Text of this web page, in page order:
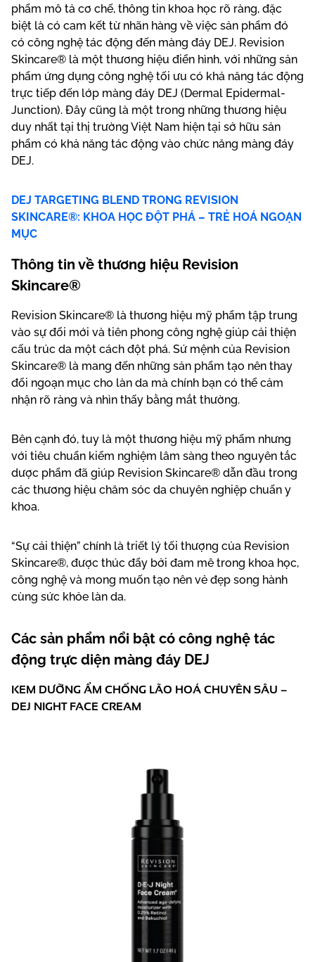
phẩm mô tả cơ chế, thông tin khoa học rõ ràng, đặc
biệt là có cam kết từ nhãn hàng về việc sản phẩm đó
có công nghệ tác động đến màng đáy DEJ. Revision
Skincare® là một thương hiệu điển hình, với những sản
phẩm ứng dụng công nghệ tối ưu có khả năng tác động
trực tiếp đến lớp màng đáy DEJ (Dermal Epidermal-
Junction). Đây cũng là một trong những thương hiệu
duy nhất tại thị trường Việt Nam hiện tại sở hữu sản
phẩm có khả năng tác động vào chức năng màng đáy
DEJ.
DEJ TARGETING BLEND TRONG REVISION
SKINCARE®: KHOA HỌC ĐỘT PHÁ – TRẺ HOÁ NGOẠN
MỤC
Thông tin về thương hiệu Revision
Skincare®
Revision Skincare® là thương hiệu mỹ phẩm tập trung
vào sự đổi mới và tiên phong công nghệ giúp cải thiện
cấu trúc da một cách đột phá. Sứ mệnh của Revision
Skincare® là mang đến những sản phẩm tạo nên thay
đổi ngoạn mục cho làn da mà chính bạn có thể cảm
nhận rõ ràng và nhìn thấy bằng mắt thường.
Bên cạnh đó, tuy là một thương hiệu mỹ phẩm nhưng
với tiêu chuẩn kiểm nghiệm lâm sàng theo nguyên tắc
dược phẩm đã giúp Revision Skincare® dẫn đầu trong
các thương hiệu chăm sóc da chuyên nghiệp chuẩn y
khoa.
“Sự cải thiện” chính là triết lý tối thượng của Revision
Skincare®, được thúc đẩy bởi đam mê trong khoa học,
công nghệ và mong muốn tạo nên vẻ đẹp song hành
cùng sức khỏe làn da.
Các sản phẩm nổi bật có công nghệ tác
động trực diện màng đáy DEJ
KEM DƯỠNG ẨM CHỐNG LÃO HOÁ CHUYÊN SÂU –
DEJ NIGHT FACE CREAM